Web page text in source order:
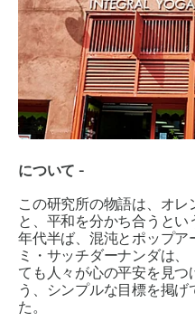
について -
この研究所の物語は、オ
と、平和を分かち合うと
年代半ば、混沌とポップア
ミ・サッチダーナンダは、
ても人々が心の平安を見
う、シンプルな目標を掲
た。